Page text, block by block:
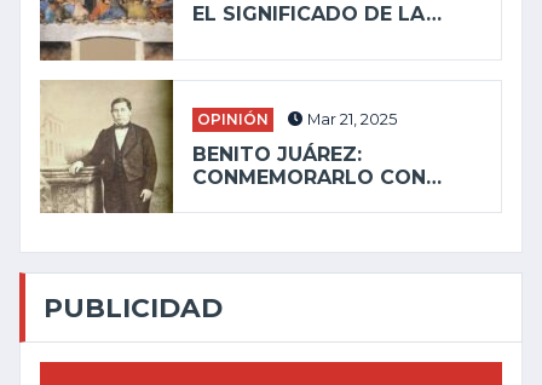
EL SIGNIFICADO DE LA…
OPINIÓN Mar 21, 2025
BENITO JUÁREZ:
CONMEMORARLO CON…
PUBLICIDAD